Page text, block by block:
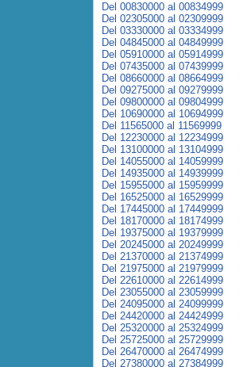
Del 00830000 al 00834999
Del 02305000 al 02309999
Del 03330000 al 03334999
Del 04845000 al 04849999
Del 05910000 al 05914999
Del 07435000 al 07439999
Del 08660000 al 08664999
Del 09275000 al 09279999
Del 09800000 al 09804999
Del 10690000 al 10694999
Del 11565000 al 11569999
Del 12230000 al 12234999
Del 13100000 al 13104999
Del 14055000 al 14059999
Del 14935000 al 14939999
Del 15955000 al 15959999
Del 16525000 al 16529999
Del 17445000 al 17449999
Del 18170000 al 18174999
Del 19375000 al 19379999
Del 20245000 al 20249999
Del 21370000 al 21374999
Del 21975000 al 21979999
Del 22610000 al 22614999
Del 23055000 al 23059999
Del 24095000 al 24099999
Del 24420000 al 24424999
Del 25320000 al 25324999
Del 25725000 al 25729999
Del 26470000 al 26474999
Del 27380000 al 27384999